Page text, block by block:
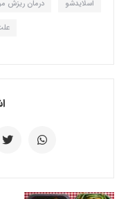
اسلایدشو درمان ریزش